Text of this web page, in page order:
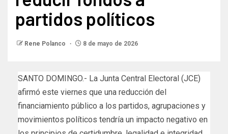
partidos políticos
Rene Polanco 8 de mayo de 2026
SANTO DOMINGO.- La Junta Central Electoral (JCE)
afirmó este viernes que una reducción del
financiamiento público a los partidos, agrupaciones y
movimientos políticos tendría un impacto negativo en